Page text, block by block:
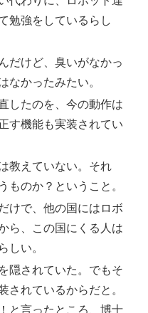
勉強をしているらし
だけど、臭いがなかっ
なかったみたい。
したのを、今の動作は
す機能も実装されてい
教えていない。それ
ものか？ということ。
けで、他の国にはロボ
ら、この国にくる人は
しい。
隠されていた。でもそ
されているからだと。
と言ったところ、博士